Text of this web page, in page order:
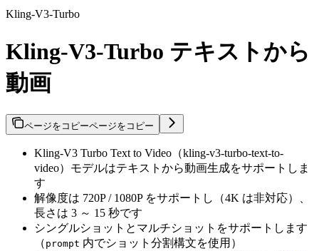
Kling-V3-Turbo
Kling-V3-Turbo テキストから
動画
ページをコピーページをコピー
Kling-V3 Turbo Text to Video（kling-v3-turbo-text-to-
video）モデルはテキストから動画生成をサポートしま
す
解像度は 720P / 1080P をサポートし（4K は非対応）、
長さは 3 ～ 15 秒です
シングルショットとマルチショットをサポートします
（ prompt 内でショット分割構文を使用）